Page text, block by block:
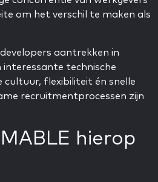
om het verschil te maken als
aantrekken in
technische
cultuur, flexibiliteit én snelle
recruitmentprocessen zijn
hierop